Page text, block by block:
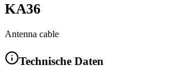
KA36
Antenna cable
Technische Daten